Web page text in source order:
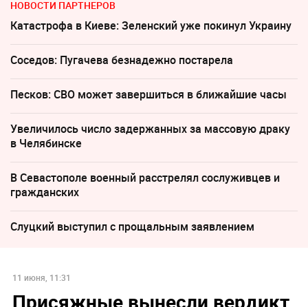
НОВОСТИ ПАРТНЕРОВ
Катастрофа в Киеве: Зеленский уже покинул Украину
Соседов: Пугачева безнадежно постарела
Песков: СВО может завершиться в ближайшие часы
Увеличилось число задержанных за массовую драку
в Челябинске
В Севастополе военный расстрелял сослуживцев и
гражданских
Слуцкий выступил с прощальным заявлением
11 июня, 11:31
Присяжные вынесли вердикт